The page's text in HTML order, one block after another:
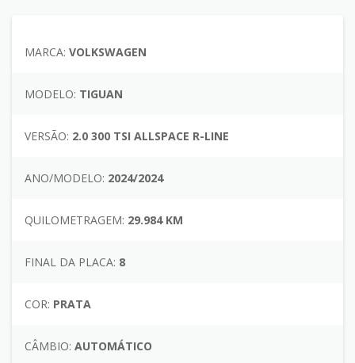
MARCA: VOLKSWAGEN
MODELO: TIGUAN
VERSÃO: 2.0 300 TSI ALLSPACE R-LINE
ANO/MODELO: 2024/2024
QUILOMETRAGEM: 29.984 KM
FINAL DA PLACA: 8
COR: PRATA
CÂMBIO: AUTOMÁTICO